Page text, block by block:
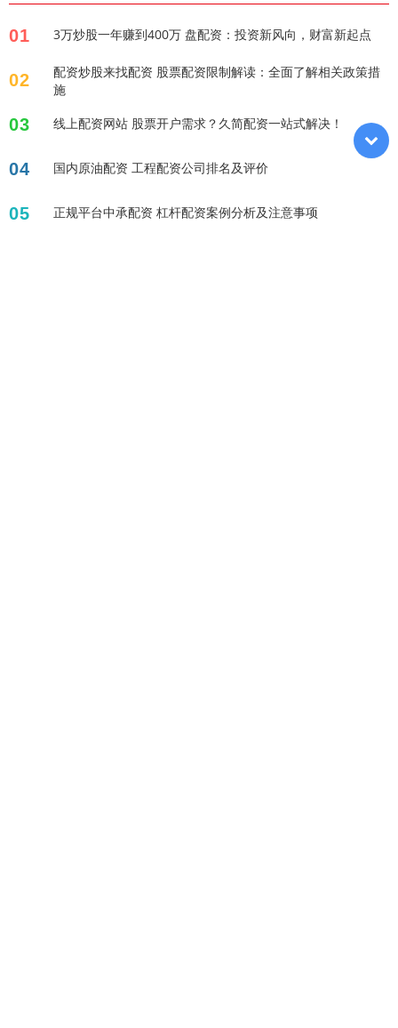
01 3万炒股一年赚到400万 盘配资：投资新风向，财富新起点
02
配资炒股来找配资 股票配资限制解读：全面了解相关政策措
施
03 线上配资网站 股票开户需求？久简配资一站式解决！
04 国内原油配资 工程配资公司排名及评价
05 正规平台中承配资 杠杆配资案例分析及注意事项